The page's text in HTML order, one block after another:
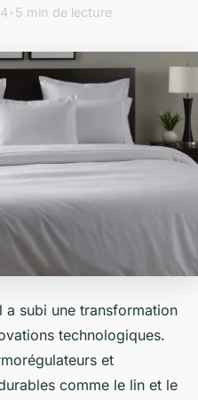
•5 min de lecture
subi une transformation
technologiques.
et
comme le lin et le